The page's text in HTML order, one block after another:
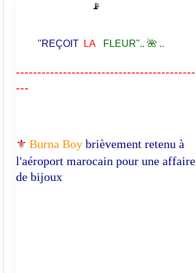
📡
"REÇOIT LA FLEUR".. 🌺 ..
------------------------------------------
---
⚜️ Burna Boy brièvement retenu à
l'aéroport marocain pour une affaire
de bijoux